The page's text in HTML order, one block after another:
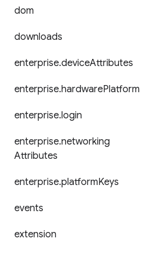
dom
downloads
enterprise.deviceAttributes
enterprise.hardwarePlatform
enterprise.login
enterprise.networking
Attributes
enterprise.platformKeys
events
extension